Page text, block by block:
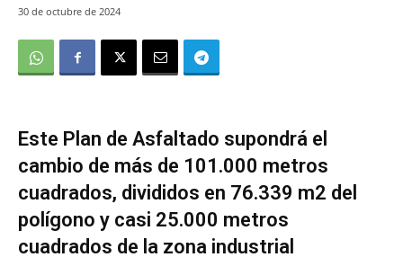
30 de octubre de 2024
Este Plan de Asfaltado supondrá el
cambio de más de 101.000 metros
cuadrados, divididos en 76.339 m2 del
polígono y casi 25.000 metros
cuadrados de la zona industrial